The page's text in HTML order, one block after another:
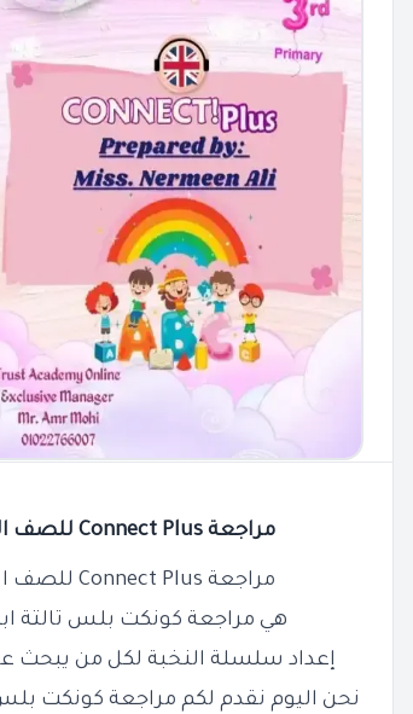
مراجعة Connect Plus للصف الثالث الابتدائي الترم الثاني PDF بالاجابات
مراجعة Connect Plus للصف الثالث الابتدائي الترم الثاني PDF بالاجابات
هي مراجعة كونكت بلس تالتة
إعداد سلسلة النخبة لكل من يبحث
نحن اليوم نقدم لكم مراجعة كونكت